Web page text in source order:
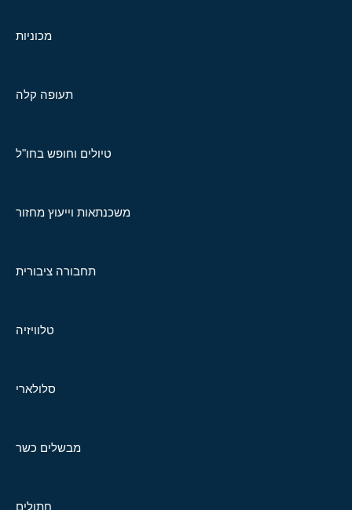
מכוניות
תעופה קלה
טיולים וחופש בחו"ל
משכנתאות וייעוץ מחזור
תחבורה ציבורית
טלוויזיה
סלולארי
מבשלים כשר
חתולים